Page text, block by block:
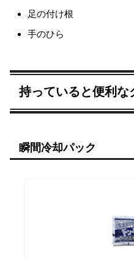
足の付け根
手のひら
持っていると便利な
瞬間冷却パック